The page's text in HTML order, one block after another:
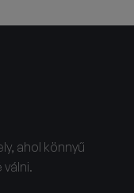
ahol könnyű